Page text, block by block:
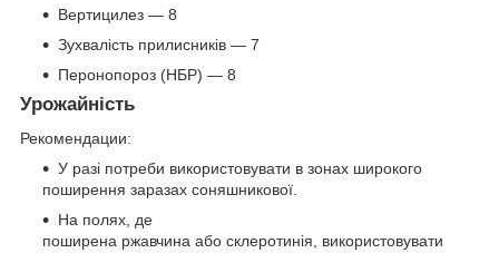
Вертицилез — 8
Зухвалість прилисників — 7
Перонопороз (НБР) — 8
Урожайність
Рекомендации:
У разі потреби використовувати в зонах широкого
поширення заразах соняшникової.
На полях, де
поширена ржавчина або склеротинія, використовувати